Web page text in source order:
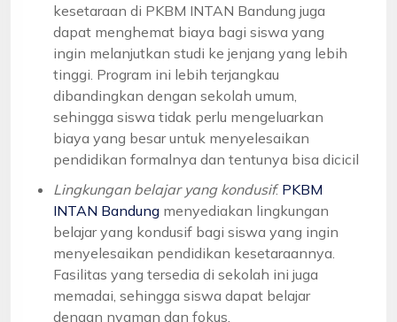
kesetaraan di PKBM INTAN Bandung juga
dapat menghemat biaya bagi siswa yang
ingin melanjutkan studi ke jenjang yang lebih
tinggi. Program ini lebih terjangkau
dibandingkan dengan sekolah umum,
sehingga siswa tidak perlu mengeluarkan
biaya yang besar untuk menyelesaikan
pendidikan formalnya dan tentunya bisa dicicil
Lingkungan belajar yang kondusif: PKBM
INTAN Bandung menyediakan lingkungan
belajar yang kondusif bagi siswa yang ingin
menyelesaikan pendidikan kesetaraannya.
Fasilitas yang tersedia di sekolah ini juga
memadai, sehingga siswa dapat belajar
dengan nyaman dan fokus.